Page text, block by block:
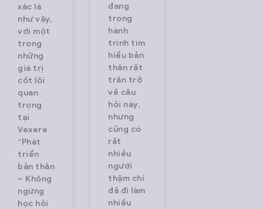
xác là
như vậy,
với một
trong
những
giá trị
cốt lõi
quan
trọng
tại
Vexere
“Phát
triển
bản thân
– Không
ngừng
học hỏi
đang
trong
hành
trình tìm
hiểu bản
thân rất
trăn trở
về câu
hỏi này,
nhưng
cũng có
rất
nhiều
người
thậm chí
đã đi làm
nhiều
chuyến xe,
hãng xe, và
mua vé trực
tuyến với
hàng triệu
tháng. Vexere đang
vé với hơn
600 nhà xe,
phủ rộng hầu
hàng triệu
lượt truy cập
mỗi
tháng. Vexere đang
hợp tác bán
vé với hơn
600 nhà xe,
phủ rộng hầu
hết các
tuyến